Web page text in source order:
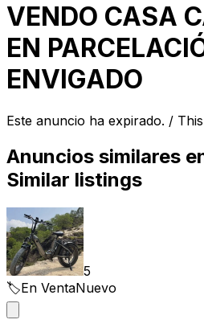
VENDO CASA
EN
ENVIGADO
Este anuncio ha expirado. /
Anuncios similares
Similar listings
5
🏷️En VentaNuevo